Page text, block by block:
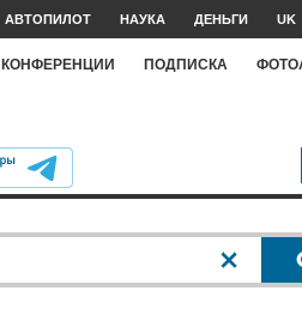
АВТОПИЛОТ НАУКА ДЕНЬГИ UK
КОНФЕРЕНЦИИ ПОДПИСКА